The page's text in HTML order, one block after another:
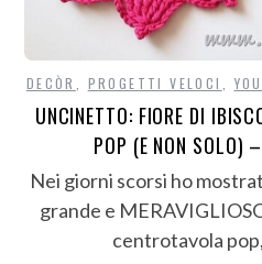
DECÒR PROGETTI VELOCI
UNCINETTO: FIORE DI
POP (E NON SOLO)
Nei giorni scorsi ho
grande e
centrotavola